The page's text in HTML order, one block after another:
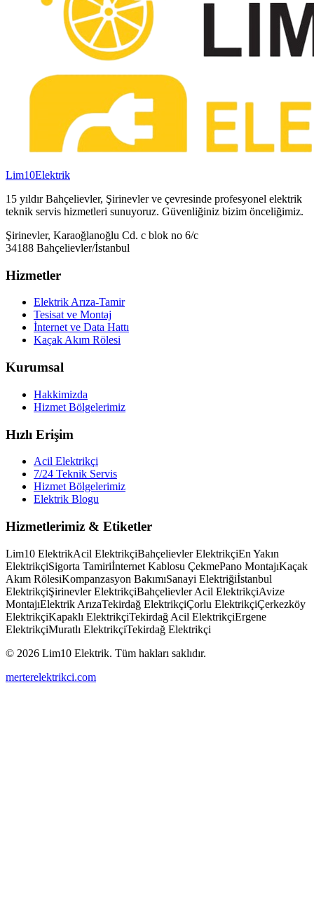
Lim10Elektrik
15 yıldır Bahçelievler, Şirinevler ve çevresinde profesyonel elektrik
teknik servis hizmetleri sunuyoruz. Güvenliğiniz bizim önceliğimiz.
Şirinevler, Karaoğlanoğlu Cd. c blok no 6/c
34188 Bahçelievler/İstanbul
Hizmetler
Elektrik Arıza-Tamir
Tesisat ve Montaj
İnternet ve Data Hattı
Kaçak Akım Rölesi
Kurumsal
Hakkimizda
Hizmet Bölgelerimiz
Hızlı Erişim
Acil Elektrikçi
7/24 Teknik Servis
Hizmet Bölgelerimiz
Elektrik Blogu
Hizmetlerimiz & Etiketler
Lim10 ElektrikAcil ElektrikçiBahçelievler ElektrikçiEn Yakın
ElektrikçiSigorta Tamiriİnternet Kablosu ÇekmePano MontajıKaçak
Akım RölesiKompanzasyon BakımıSanayi Elektriğiİstanbul
ElektrikçiŞirinevler ElektrikçiBahçelievler Acil ElektrikçiAvize
MontajıElektrik ArızaTekirdağ ElektrikçiÇorlu ElektrikçiÇerkezköy
ElektrikçiKapaklı ElektrikçiTekirdağ Acil ElektrikçiErgene
ElektrikçiMuratlı ElektrikçiTekirdağ Elektrikçi
© 2026 Lim10 Elektrik. Tüm hakları saklıdır.
merterelektrikci.com